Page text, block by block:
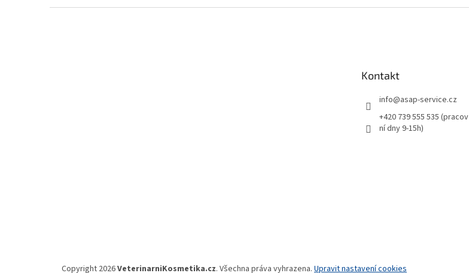
Kontakt
info@asap-service.cz
+420 739 555 535 (pracov
ní dny 9-15h)
Copyright 2026VeterinarniKosmetika.cz. Všechna práva vyhrazena. Upravit nastavení cookies